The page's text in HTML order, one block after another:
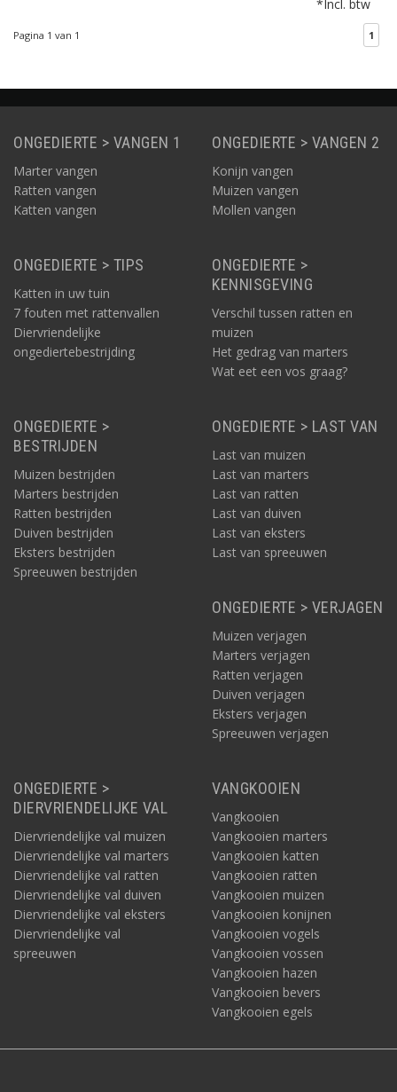
*Incl. btw
Pagina 1 van 1 1
ONGEDIERTE > VANGEN 1
Marter vangen
Ratten vangen
Katten vangen
ONGEDIERTE > VANGEN 2
Konijn vangen
Muizen vangen
Mollen vangen
ONGEDIERTE > TIPS
Katten in uw tuin
7 fouten met rattenvallen
Diervriendelijke
ongediertebestrijding
ONGEDIERTE >
KENNISGEVING
Verschil tussen ratten en
muizen
Het gedrag van marters
Wat eet een vos graag?
ONGEDIERTE >
BESTRIJDEN
Muizen bestrijden
Marters bestrijden
Ratten bestrijden
Duiven bestrijden
Eksters bestrijden
Spreeuwen bestrijden
ONGEDIERTE > LAST VAN
Last van muizen
Last van marters
Last van ratten
Last van duiven
Last van eksters
Last van spreeuwen
ONGEDIERTE > VERJAGEN
Muizen verjagen
Marters verjagen
Ratten verjagen
Duiven verjagen
Eksters verjagen
Spreeuwen verjagen
ONGEDIERTE >
DIERVRIENDELIJKE VAL
Diervriendelijke val muizen
Diervriendelijke val marters
Diervriendelijke val ratten
Diervriendelijke val duiven
Diervriendelijke val eksters
Diervriendelijke val
spreeuwen
VANGKOOIEN
Vangkooien
Vangkooien marters
Vangkooien katten
Vangkooien ratten
Vangkooien muizen
Vangkooien konijnen
Vangkooien vogels
Vangkooien vossen
Vangkooien hazen
Vangkooien bevers
Vangkooien egels